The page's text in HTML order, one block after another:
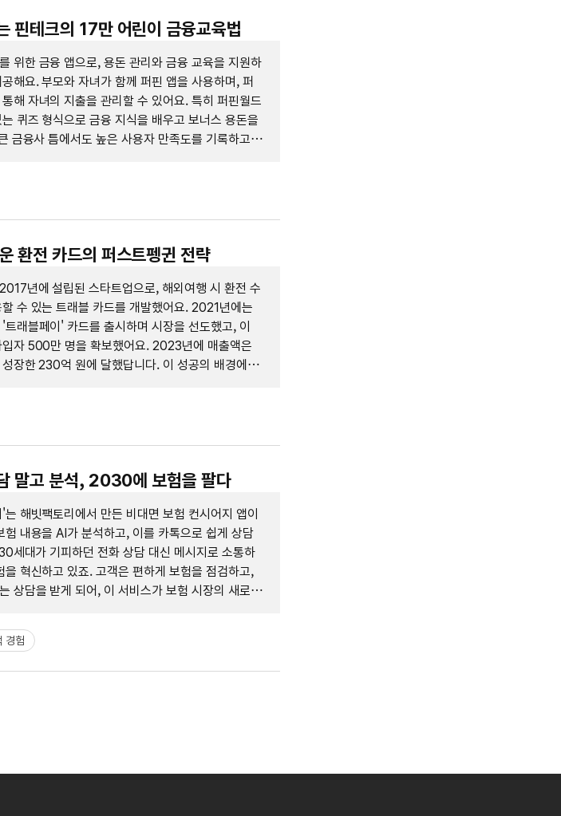
핀테크의 17만 어린이 금융교육법
위한 금융 앱으로, 용돈 관리와 금융 교육을 지원하
해요. 부모와 자녀가 함께 퍼핀 앱을 사용하며, 퍼
해 자녀의 지출을 관리할 수 있어요. 특히 퍼핀월드
퀴즈 형식으로 금융 지식을 배우고 보너스 용돈을
금융사 틈에서도 높은 사용자 만족도를 기록하고
환전 카드의 퍼스트펭귄 전략
년에 설립된 스타트업으로, 해외여행 시 환전 수
수 있는 트래블 카드를 개발했어요. 2021년에는
트래블페이' 카드를 출시하며 시장을 선도했고, 이
입자 500만 명을 확보했어요. 2023년에 매출액은
장한 230억 원에 달했답니다. 이 성공의 배경에는
말고 분석, 2030에 보험을 팔다
해빗팩토리에서 만든 비대면 보험 컨시어지 앱이
험 내용을 AI가 분석하고, 이를 카톡으로 쉽게 상담
세대가 기피하던 전화 상담 대신 메시지로 소통하
을 혁신하고 있죠. 고객은 편하게 보험을 점검하고,
상담을 받게 되어, 이 서비스가 보험 시장의 새로운
경험